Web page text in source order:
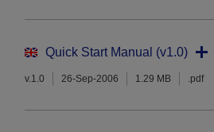
Quick Start Manual (v1.0)
v.1.0 26-Sep-2006 1.29 MB .pdf